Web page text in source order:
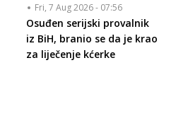
Fri, 7 Aug 2026 - 07:56
Osuđen serijski provalnik
iz BiH, branio se da je krao
za liječenje kćerke